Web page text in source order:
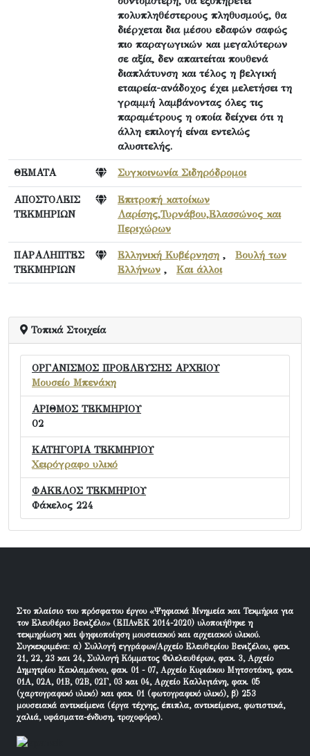
πολυπληθέστερους πληθυσμούς, θα
διέρχεται δια μέσου εδαφών σαφώς
πιο παραγωγικών και μεγαλύτερων
σε αξία, δεν απαιτείται πουθενά
διαπλάτυνση και τέλος η βελγική
εταιρεία-ανάδοχος έχει μελετήσει τη
γραμμή λαμβάνοντας όλες τις
παραμέτρους η οποία δείχνει ότι η
άλλη επιλογή είναι εντελώς
αλυσιτελής.
ΘΕΜΑΤΑ Συγκοινωνία Σιδηρόδρομοι
ΑΠΟΣΤΟΛΕΙΣ
ΤΕΚΜΗΡΙΩΝ
Επιτροπή κατοίκων
Λαρίσης,Τυρνάβου,Ελασσώνος και
Περιχώρων
ΠΑΡΑΛΗΠΤΕΣ
ΤΕΚΜΗΡΙΩΝ
Ελληνική Κυβέρνηση , Βουλή των
Ελλήνων , Και άλλοι
Τοπικά Στοιχεία
ΟΡΓΑΝΙΣΜΟΣ ΠΡΟΕΛΕΥΣΗΣ ΑΡΧΕΙΟΥ
Μουσείο Μπενάκη
ΑΡΙΘΜΟΣ ΤΕΚΜΗΡΙΟΥ
02
ΚΑΤΗΓΟΡΙΑ ΤΕΚΜΗΡΙΟΥ
Χειρόγραφο υλικό
ΦΑΚΕΛΟΣ ΤΕΚΜΗΡΙΟΥ
Φάκελος 224
Στο πλαίσιο του πρόσφατου έργου «Ψηφιακά Μνημεία και Τεκμήρια για
τον Ελευθέριο Βενιζέλο» (ΕΠΑνΕΚ 2014-2020) υλοποιήθηκε η
τεκμηρίωση και ψηφιοποίηση μουσειακού και αρχειακού υλικού.
Συγκεκριμένα: α) Συλλογή εγγράφων/Αρχείο Ελευθερίου Βενιζέλου, φακ.
21, 22, 23 και 24, Συλλογή Κόμματος Φιλελευθέρων, φακ. 3, Αρχείο
Δημητρίου Κακλαμάνου, φακ. 01 - 07, Αρχείο Κυριάκου Μητσοτάκη, φακ.
01Α, 02Α, 01Β, 02Β, 02Γ, 03 και 04, Αρχείο Καλλιγιάνη, φακ. 05
(χαρτογραφικό υλικό) και φακ. 01 (φωτογραφικό υλικό), β) 253
μουσειακά αντικείμενα (έργα τέχνης, έπιπλα, αντικείμενα, φωτιστικά,
χαλιά, υφάσματα-ένδυση, τροχοφόρα).